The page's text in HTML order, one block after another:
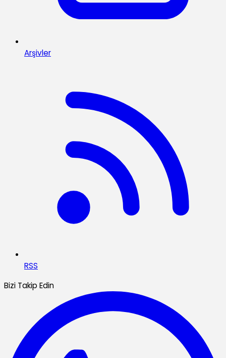
Arşivler
RSS
Bizi Takip Edin